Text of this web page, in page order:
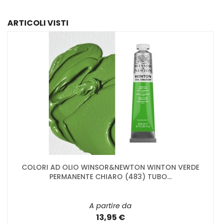
ARTICOLI VISTI
COLORI AD OLIO WINSOR&NEWTON WINTON VERDE
PERMANENTE CHIARO (483) TUBO...
A partire da
13,95 €